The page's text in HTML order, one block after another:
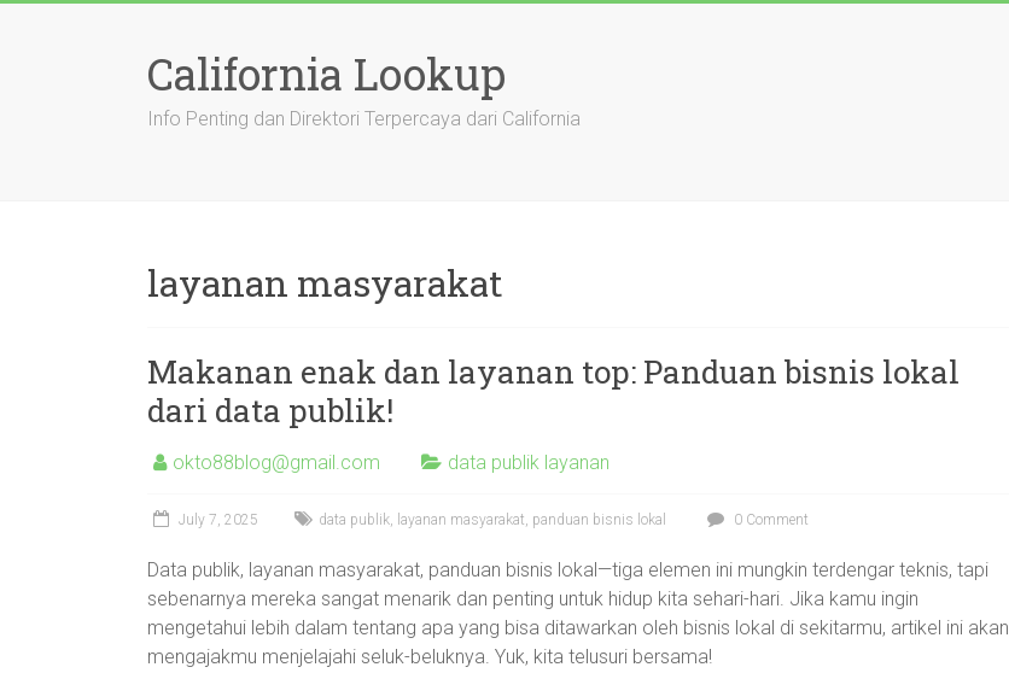
California Lookup
Info Penting dan Direktori Terpercaya dari California
layanan masyarakat
Makanan enak dan layanan top: Panduan bisnis lokal
dari data publik!
okto88blog@gmail.com data publik layanan
July 7, 2025 data publik, layanan masyarakat, panduan bisnis lokal 0 Comment
Data publik, layanan masyarakat, panduan bisnis lokal—tiga elemen ini mungkin terdengar teknis, tapi
sebenarnya mereka sangat menarik dan penting untuk hidup kita sehari-hari. Jika kamu ingin
mengetahui lebih dalam tentang apa yang bisa ditawarkan oleh bisnis lokal di sekitarmu, artikel ini akan
mengajakmu menjelajahi seluk-beluknya. Yuk, kita telusuri bersama!